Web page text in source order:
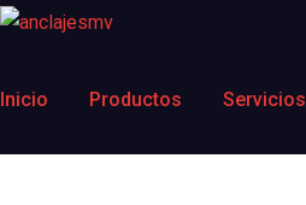
Inicio Productos Servicios